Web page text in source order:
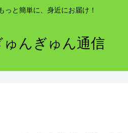
っと簡単に、身近にお届け！
ゅんぎゅん通信